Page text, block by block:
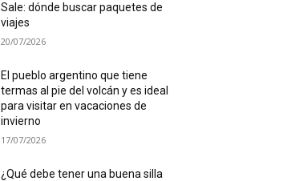
Sale: dónde buscar paquetes de
viajes
20/07/2026
El pueblo argentino que tiene
termas al pie del volcán y es ideal
para visitar en vacaciones de
invierno
17/07/2026
¿Qué debe tener una buena silla